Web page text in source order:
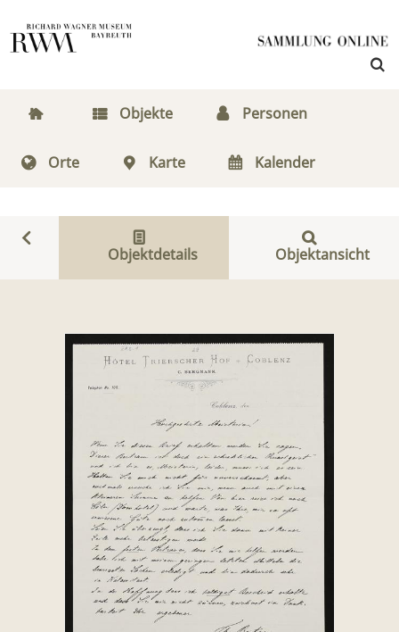
Objekte Personen
Orte Karte Kalender
Objektdetails Objektansicht